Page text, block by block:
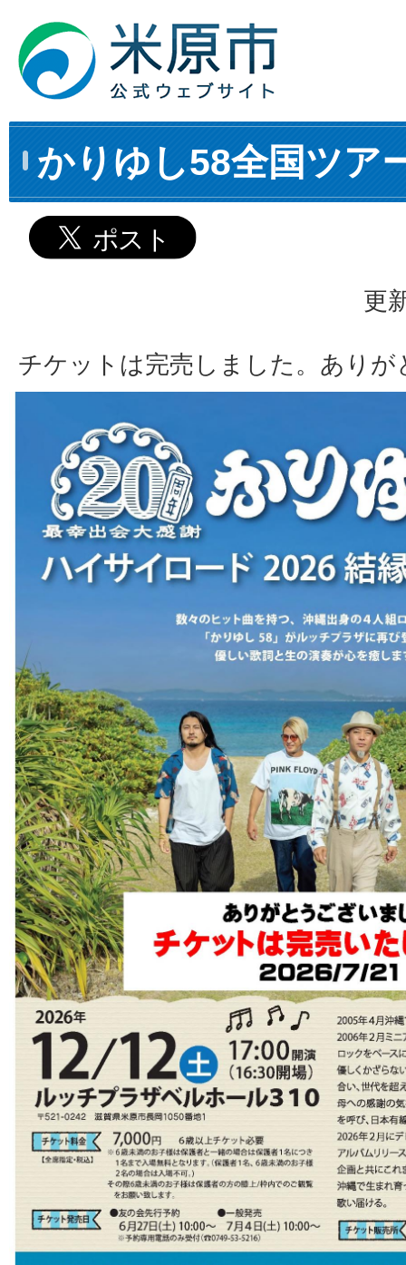
かりゆし58全国ツア
更
チケットは完売しました。あり